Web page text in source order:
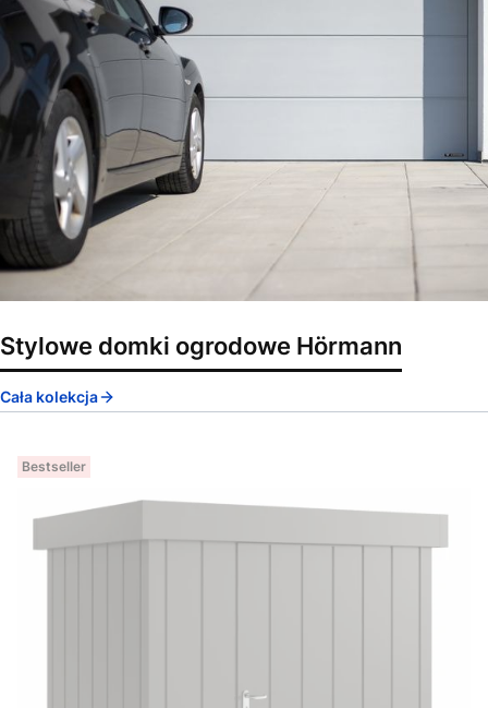
Stylowe domki ogrodowe Hörmann
Cała kolekcja
Bestseller